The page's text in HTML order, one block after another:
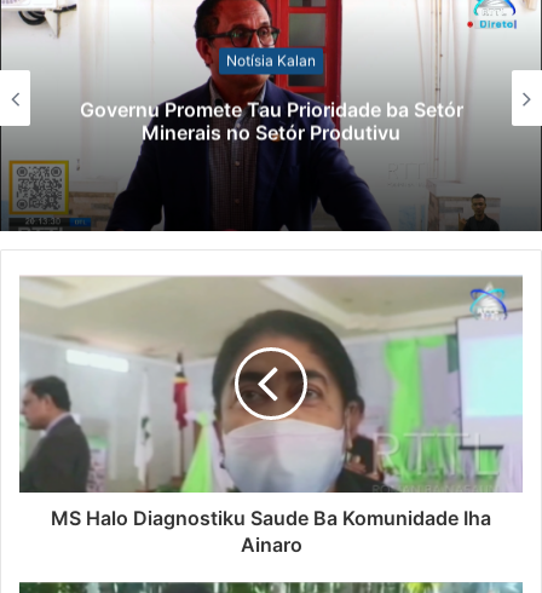
Notísia Kalan
Governu Promete Tau Prioridade ba Setór
Minerais no Setór Produtivu
MS Halo Diagnostiku Saude Ba Komunidade Iha
Ainaro